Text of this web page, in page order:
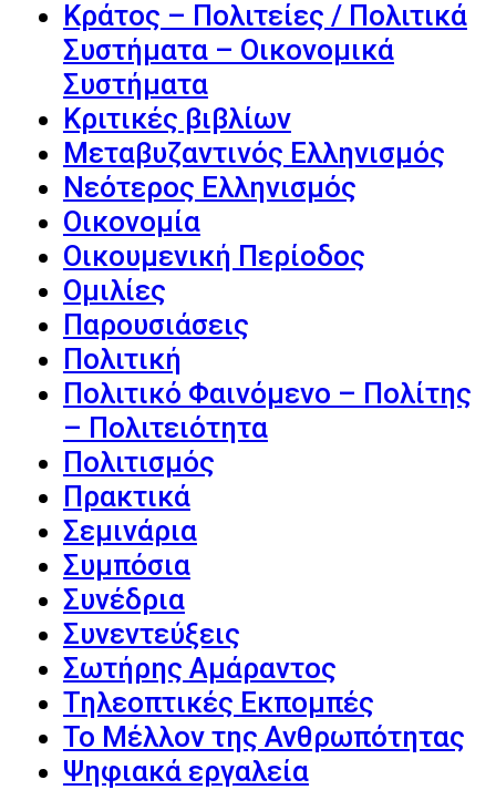
Κράτος – Πολιτείες / Πολιτικά
Συστήματα – Οικονομικά
Συστήματα
Κριτικές βιβλίων
Μεταβυζαντινός Ελληνισμός
Νεότερος Ελληνισμός
Οικονομία
Οικουμενική Περίοδος
Ομιλίες
Παρουσιάσεις
Πολιτική
Πολιτικό Φαινόμενο – Πολίτης
– Πολιτειότητα
Πολιτισμός
Πρακτικά
Σεμινάρια
Συμπόσια
Συνέδρια
Συνεντεύξεις
Σωτήρης Αμάραντος
Τηλεοπτικές Εκπομπές
Το Μέλλον της Ανθρωπότητας
Ψηφιακά εργαλεία